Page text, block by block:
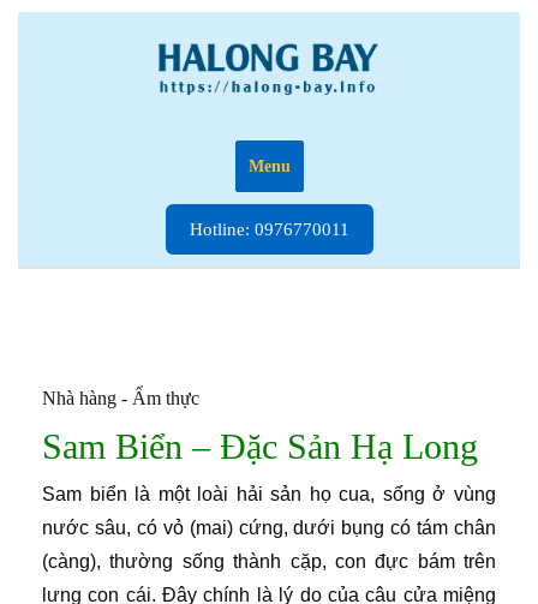
Menu
Hotline: 0976770011
0976770011
Nhà hàng - Ẩm thực
Sam Biển – Đặc Sản Hạ Long
Sam biển là một loài hải sản họ cua, sống ở vùng
nước sâu, có vỏ (mai) cứng, dưới bụng có tám chân
(càng), thường sống thành cặp, con đực bám trên
lưng con cái. Đây chính là lý do của câu cửa miệng